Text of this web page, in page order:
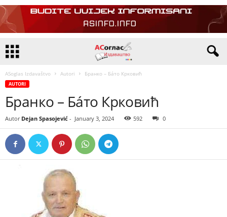
ASoglas Izdavaštvo Autori Бранко – Бáто Крковић
AUTORI
Бранко – Бáто Крковић
Autor Dejan Spasojević - January 3, 2024 592 0